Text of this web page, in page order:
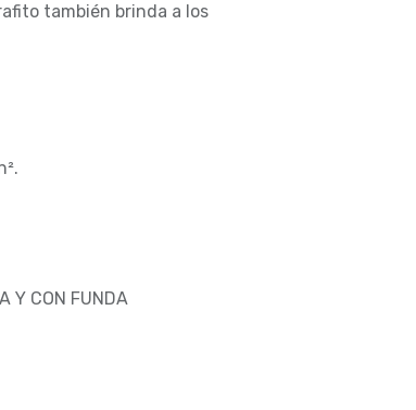
también brinda a los
Y CON FUNDA